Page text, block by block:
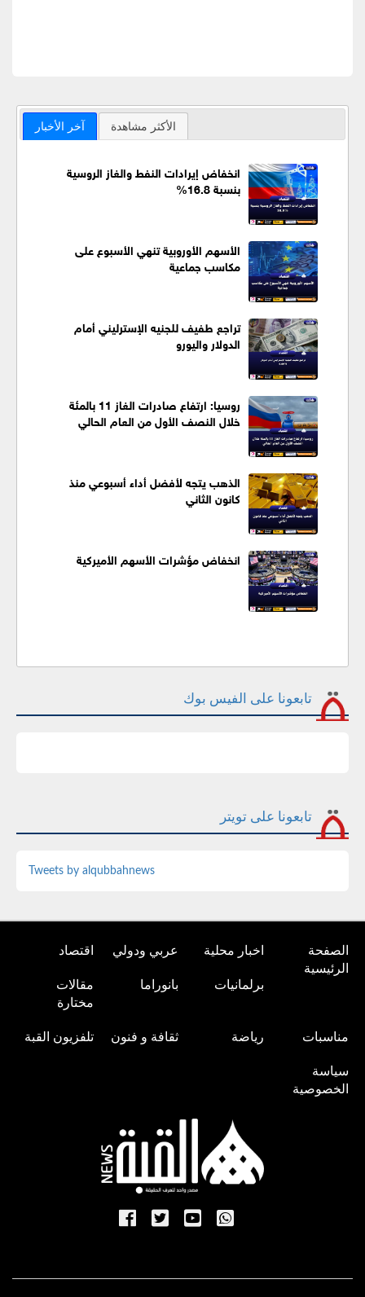
آخر الأخبار الأكثر مشاهدة
انخفاض إيرادات النفط والغاز الروسية
بنسبة 16.8%
الأسهم الأوروبية تنهي الأسبوع على
مكاسب جماعية
تراجع طفيف للجنيه الإسترليني أمام
الدولار واليورو
روسيا: ارتفاع صادرات الغاز 11 بالمئة
خلال النصف الأول من العام الحالي
الذهب يتجه لأفضل أداء أسبوعي منذ
كانون الثاني
انخفاض مؤشرات الأسهم الأميركية
تابعونا على الفيس بوك
تابعونا على تويتر
Tweets by alqubbahnews
الصفحة
الرئيسية
اخبار محلية عربي ودولي اقتصاد
برلمانيات بانوراما
مقالات
مختارة
مناسبات رياضة ثقافة و فنون تلفزيون القبة
سياسة
الخصوصية